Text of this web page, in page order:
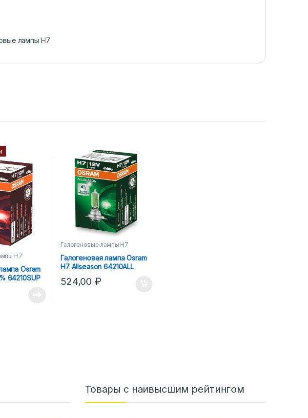
лампы H7
H7
Osram
64210SUP
Галогеновые лампы H7
Галогеновая лампа Osram
H7 Allseason 64210ALL
524,00₽
Товары с наивысшим рейтингом